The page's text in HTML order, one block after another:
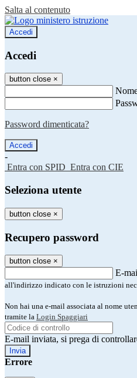
Salta al contenuto
Accedi
Accedi
button close ×
Password dimenticata?
-
Entra con SPID Entra con CIE
Seleziona utente
button close ×
Recupero password
button close ×
E-
all'indirizzo indicato con le istruzioni
Non hai una e-mail associata al nome
tramite la Login Spaggiari
E-mail inviata, si prega di
Errore